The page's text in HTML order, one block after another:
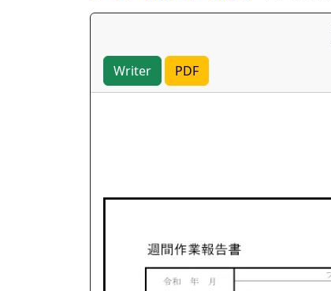
Writer PDF